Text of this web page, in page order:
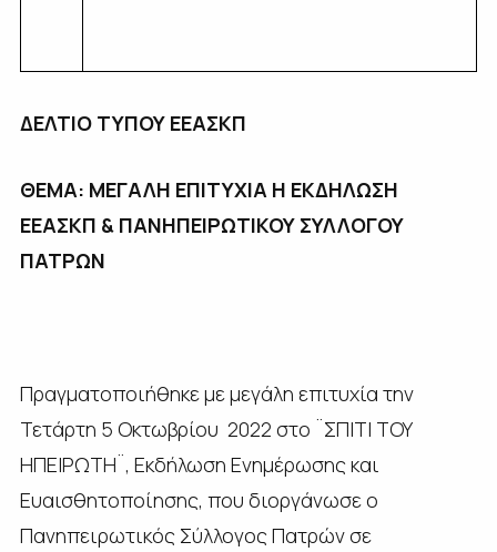
ΔΕΛΤΙΟ ΤΥΠΟΥ ΕΕΑΣΚΠ
ΘΕΜΑ: ΜΕΓΑΛΗ ΕΠΙΤΥΧΙΑ Η ΕΚΔΗΛΩΣΗ
ΕΕΑΣΚΠ & ΠΑΝΗΠΕΙΡΩΤΙΚΟΥ ΣΥΛΛΟΓΟΥ
ΠΑΤΡΩΝ
Πραγματοποιήθηκε με μεγάλη επιτυχία την
Τετάρτη 5 Οκτωβρίου 2022 στο ¨ΣΠΙΤΙ ΤΟΥ
ΗΠΕΙΡΩΤΗ¨, Εκδήλωση Ενημέρωσης και
Ευαισθητοποίησης, που διοργάνωσε ο
Πανηπειρωτικός Σύλλογος Πατρών σε